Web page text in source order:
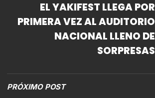
EL YAKIFEST LLEGA POR
PRIMERA VEZ AL AUDITORIO
NACIONAL LLENO DE
SORPRESAS
PRÓXIMO POST